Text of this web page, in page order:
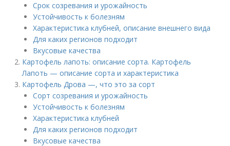
Срок созревания и урожайность
Устойчивость к болезням
Характеристика клубней, описание внешнего вида
Для каких регионов подходит
Вкусовые качества
Картофель лапоть: описание сорта. Картофель
Лапоть — описание сорта и характеристика
Картофель Дрова —, что это за сорт
Сорт созревания и урожайность
Устойчивость к болезням
Характеристика клубней
Для каких регионов подходит
Вкусовые качества